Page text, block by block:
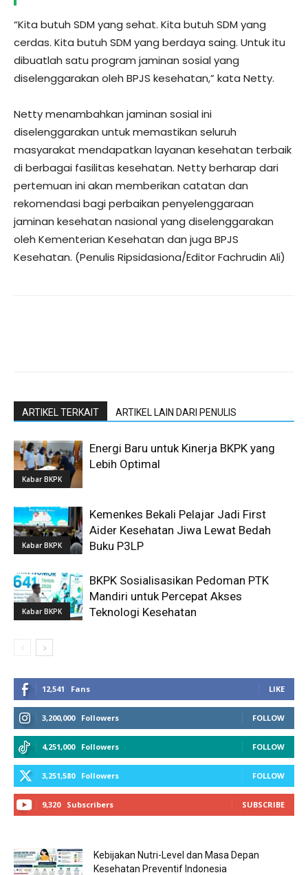
“Kita butuh SDM yang sehat. Kita butuh SDM yang
cerdas. Kita butuh SDM yang berdaya saing. Untuk itu
dibuatlah satu program jaminan sosial yang
diselenggarakan oleh BPJS kesehatan,” kata Netty.
Netty menambahkan jaminan sosial ini
diselenggarakan untuk memastikan seluruh
masyarakat mendapatkan layanan kesehatan terbaik
di berbagai fasilitas kesehatan. Netty berharap dari
pertemuan ini akan memberikan catatan dan
rekomendasi bagi perbaikan penyelenggaraan
jaminan kesehatan nasional yang diselenggarakan
oleh Kementerian Kesehatan dan juga BPJS
Kesehatan. (Penulis Ripsidasiona/Editor Fachrudin Ali)
ARTIKEL TERKAIT ARTIKEL LAIN DARI PENULIS
Kabar BKPK
Energi Baru untuk Kinerja BKPK yang
Lebih Optimal
Kabar BKPK
Kemenkes Bekali Pelajar Jadi First
Aider Kesehatan Jiwa Lewat Bedah
Buku P3LP
Kabar BKPK
BKPK Sosialisasikan Pedoman PTK
Mandiri untuk Percepat Akses
Teknologi Kesehatan
12,541 Fans LIKE
3,200,000 Followers FOLLOW
4,251,000 Followers FOLLOW
3,251,580 Followers FOLLOW
9,320 Subscribers SUBSCRIBE
Kebijakan Nutri-Level dan Masa Depan
Kesehatan Preventif Indonesia